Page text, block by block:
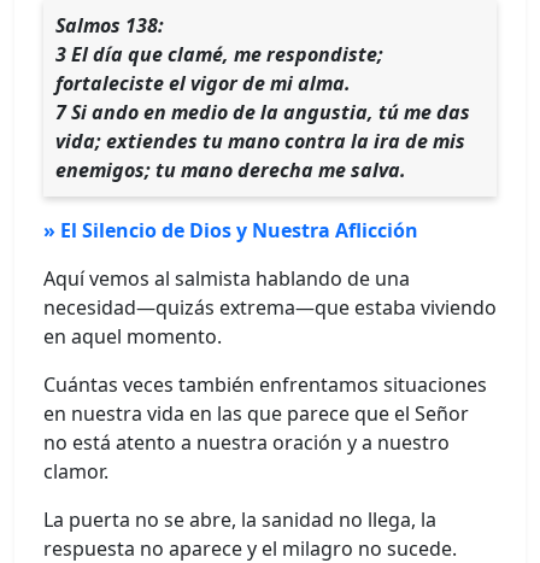
Salmos 138:
3 El día que clamé, me respondiste;
fortaleciste el vigor de mi alma.
7 Si ando en medio de la angustia, tú me das
vida; extiendes tu mano contra la ira de mis
enemigos; tu mano derecha me salva.
» El Silencio de Dios y Nuestra Aflicción
Aquí vemos al salmista hablando de una
necesidad—quizás extrema—que estaba viviendo
en aquel momento.
Cuántas veces también enfrentamos situaciones
en nuestra vida en las que parece que el Señor
no está atento a nuestra oración y a nuestro
clamor.
La puerta no se abre, la sanidad no llega, la
respuesta no aparece y el milagro no sucede.